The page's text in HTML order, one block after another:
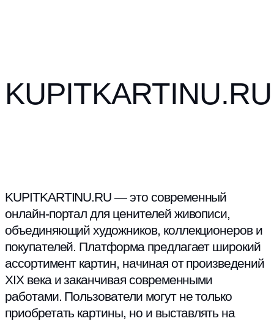
KUPITKARTINU.RU
KUPITKARTINU.RU — это современный
онлайн-портал для ценителей живописи,
объединяющий художников, коллекционеров и
покупателей. Платформа предлагает широкий
ассортимент картин, начиная от произведений
XIX века и заканчивая современными
работами. Пользователи могут не только
приобретать картины, но и выставлять на